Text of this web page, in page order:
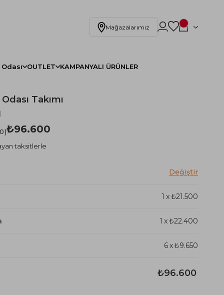
Mağazalarımız
OUTLET KAMPANYALI ÜRÜNLER
Takımı
₺96.600
taksitlerle
1 x₺21.500
1 x₺22.400
6x₺9.650
₺96.600